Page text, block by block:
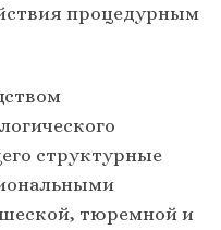
процедурным
структурные
тюремной и